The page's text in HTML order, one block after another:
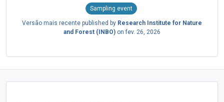
Sampling event
Versão mais recente published by Research Institute for Nature
and Forest (INBO) onfev. 26, 2026